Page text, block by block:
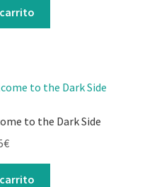
to the Dark Side
€